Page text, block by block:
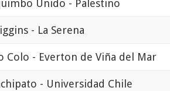
Unido - Palestino
- La Serena
Colo - Everton de Viña del Mar
- Universidad Chile